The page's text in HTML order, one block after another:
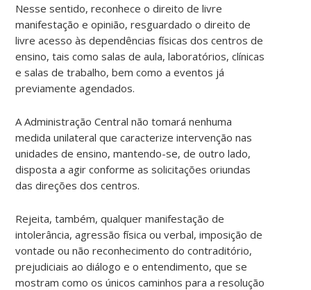
Nesse sentido, reconhece o direito de livre
manifestação e opinião, resguardado o direito de
livre acesso às dependências físicas dos centros de
ensino, tais como salas de aula, laboratórios, clínicas
e salas de trabalho, bem como a eventos já
previamente agendados.
A Administração Central não tomará nenhuma
medida unilateral que caracterize intervenção nas
unidades de ensino, mantendo-se, de outro lado,
disposta a agir conforme as solicitações oriundas
das direções dos centros.
Rejeita, também, qualquer manifestação de
intolerância, agressão física ou verbal, imposição de
vontade ou não reconhecimento do contraditório,
prejudiciais ao diálogo e o entendimento, que se
mostram como os únicos caminhos para a resolução